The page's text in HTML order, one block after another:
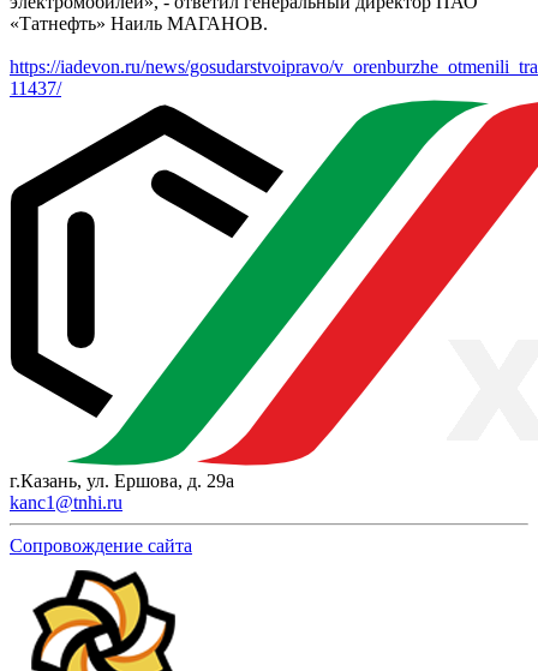
«Татнефть» Наиль МАГАНОВ.
https://iadevon.ru/news/gosudarstvoipravo/
11437/
г.Казань, ул. Ершова, д. 29а
kanc1@tnhi.ru
Сопровождение сайта